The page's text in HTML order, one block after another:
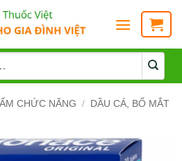
CHỨC NĂNG / DẦU CÁ, BỔ MẮT